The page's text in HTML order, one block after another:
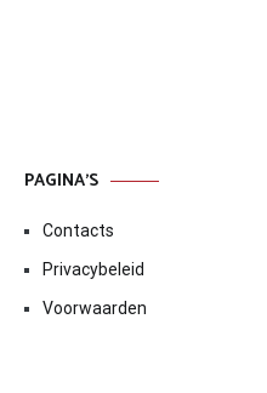
PAGINA’S
Contacts
Privacybeleid
Voorwaarden